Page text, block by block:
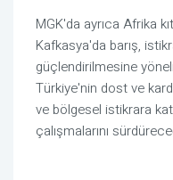
MGK'da ayrıca Afrika
Kafkasya'da barış,
güçlendirilmesine
Türkiye'nin dost ve
ve bölgesel istikrara
çalışmalarını